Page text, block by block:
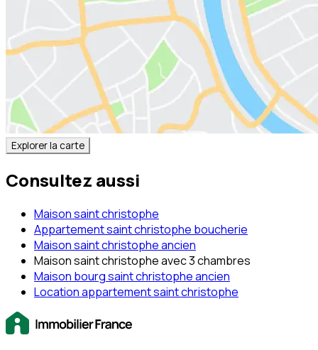
Explorer la carte
Consultez aussi
Maison saint christophe
Appartement saint christophe boucherie
Maison saint christophe ancien
Maison saint christophe avec 3 chambres
Maison bourg saint christophe ancien
Location appartement saint christophe